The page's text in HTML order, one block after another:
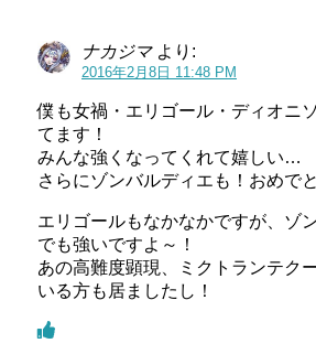
ナカジマ より:
2016年2月8日 11:48 PM
僕も女禍・エリゴール・ディオニ
てます！
みんな強くなってくれて嬉しい…
さらにゾンバルディエも！おめで
エリゴールもなかなかですが、ゾ
でも強いですよ～！
あの高難度顕現、ミクトランテク
いる方も居ましたし！